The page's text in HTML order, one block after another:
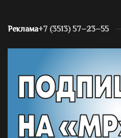
Реклама+7 (3513) 57–23–55